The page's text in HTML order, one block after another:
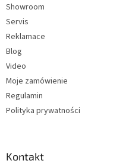
Showroom
Servis
Reklamace
Blog
Video
Moje zamówienie
Regulamin
Polityka prywatności
Kontakt